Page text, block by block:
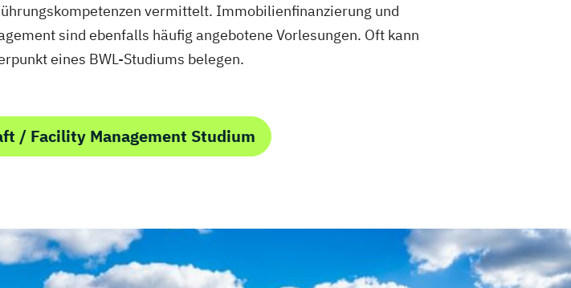
vermittelt. Immobilienfinanzierung und
sind ebenfalls häufig angebotene Vorlesungen. Oft kann
eines BWL-Studiums belegen.
/ Facility Management Studium